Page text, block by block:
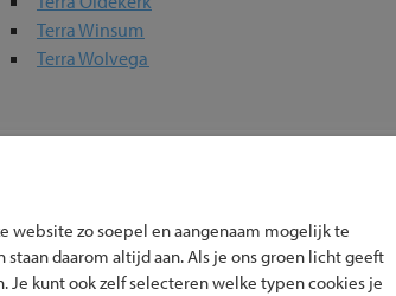
Terra Winsum
Terra Wolvega
website zo soepel en aangenaam mogelijk te
daarom altijd aan. Als je ons groen licht geeft
kunt ook zelf selecteren welke typen cookies je